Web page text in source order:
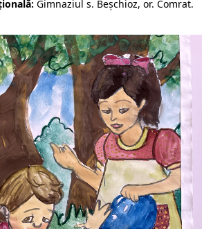
Gimnaziul s. Beșchioz, or. Comrat.